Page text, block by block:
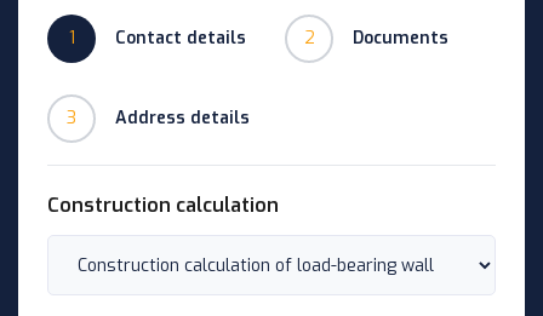
1 Contact details 2 Documents
3 Address details
Construction calculation